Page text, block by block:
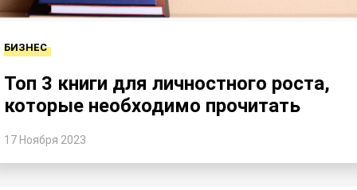
БИЗНЕС
Топ 3 книги для личностного роста,
которые необходимо прочитать
17 Ноября 2023